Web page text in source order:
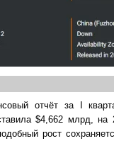
отчёт за I
$4,662 млрд,
рост